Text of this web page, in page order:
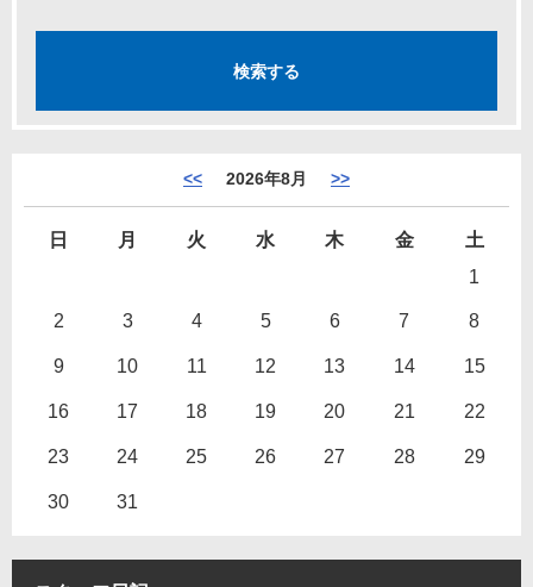
<< 2026年8月 >>
日 月 火 水 木 金
土
1
2 3 4 5 6 7 8
9 10 11 12 13 14 15
16 17 18 19 20 21 22
23 24 25 26 27 28 29
30 31